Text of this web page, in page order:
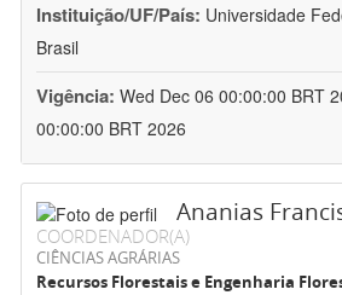
Instituição/UF/País: Universidade
Brasil
Vigência: Wed Dec 06 00:00:00 BRT
00:00:00 BRT 2026
Ananias
COORDENADOR(A)
CIÊNCIAS AGRÁRIAS
Recursos Florestais e Engenharia